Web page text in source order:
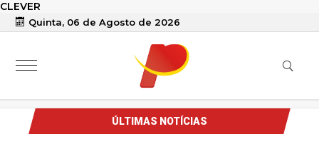
CLEVER
Quinta, 06 de Agosto de 2026
ÚLTIMAS NOTÍCIAS